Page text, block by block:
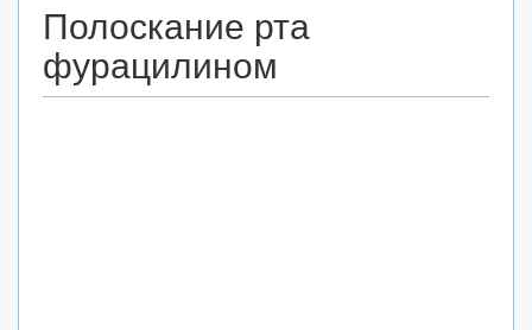
Полоскание рта
фурацилином